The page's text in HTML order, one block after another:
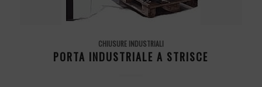
CHIUSURE INDUSTRIALI
PORTA INDUSTRIALE A STRISCE